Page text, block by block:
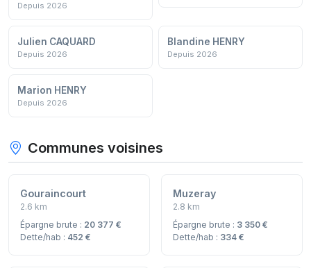
Depuis 2026
Julien CAQUARD
Depuis 2026
Blandine HENRY
Depuis 2026
Marion HENRY
Depuis 2026
Communes voisines
Gouraincourt
2.6 km
Épargne brute : 20 377 €
Dette/hab : 452 €
Muzeray
2.8 km
Épargne brute : 3 350 €
Dette/hab : 334 €